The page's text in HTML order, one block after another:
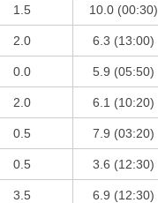
1.5 10.0 (00:30)
2.0 6.3 (13:00)
0.0 5.9 (05:50)
2.0 6.1 (10:20)
0.5 7.9 (03:20)
0.5 3.6 (12:30)
3.5 6.9 (12:30)